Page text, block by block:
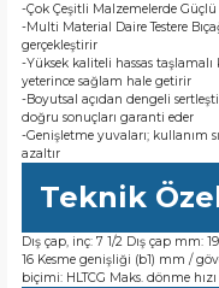
-Çok Çeşitli Malzemelerde Güçlü
-Multi Material Daire Testere
gerçekleştirir
-Yüksek kaliteli hassas
yeterince sağlam hale getirir
-Boyutsal açıdan dengeli
doğru sonuçları garanti eder
-Genişletme yuvaları; kullanım
azaltır
Teknik
Dış çap, inç: 7 1/2 Dış çap
16 Kesme genişliği (b1) mm /
biçimi: HLTCG Maks. dönme